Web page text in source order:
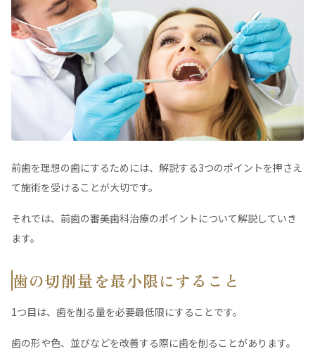
前歯を理想の歯にするためには、解説する3つのポイントを押さえ
て施術を受けることが大切です。
それでは、前歯の審美歯科治療のポイントについて解説していき
ます。
歯の切削量を最小限にすること
1つ目は、歯を削る量を必要最低限にすることです。
歯の形や色、並びなどを改善する際に歯を削ることがあります。